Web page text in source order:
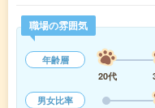
職場の雰囲気
年齢層
20代
男女比率